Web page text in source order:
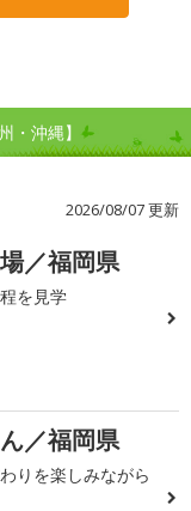
・沖縄】
2026/08/07 更新
／福岡県
を見学
／福岡県
りを楽しみながら